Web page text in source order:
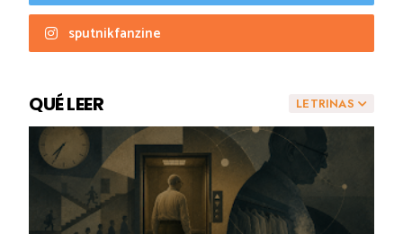
sputnikfanzine
LETRINAS
QUÉ LEER